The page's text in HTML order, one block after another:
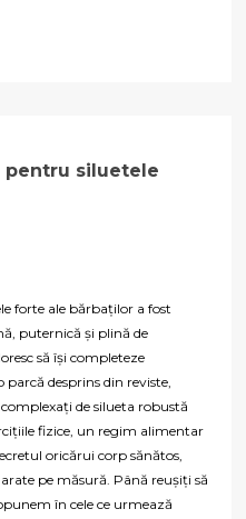
siluetele
forte ale bărbaților a fost
puternică și plină de
să își completeze
desprins din reviste,
de silueta robustă
fizice, un regim alimentar
oricărui corp sănătos,
pe măsură. Până reușiți să
în cele ce urmează